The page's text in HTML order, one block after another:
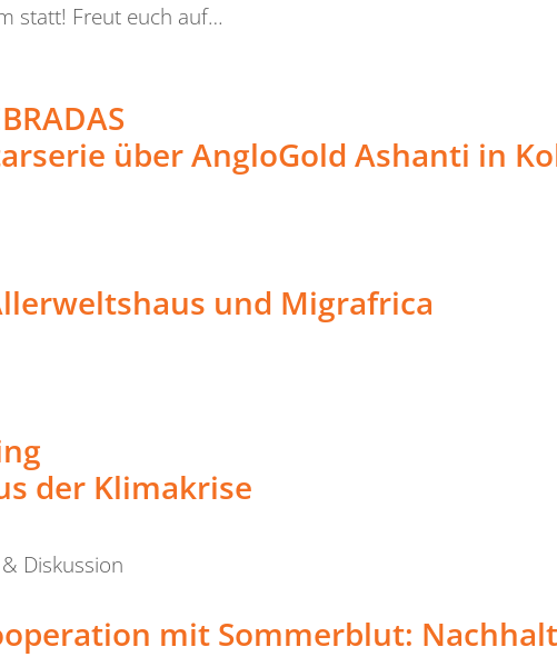
statt! Freut euch auf…
über AngloGold Ashanti in
und Migrafrica
der Klimakrise
Diskussion
mit Sommerblut: